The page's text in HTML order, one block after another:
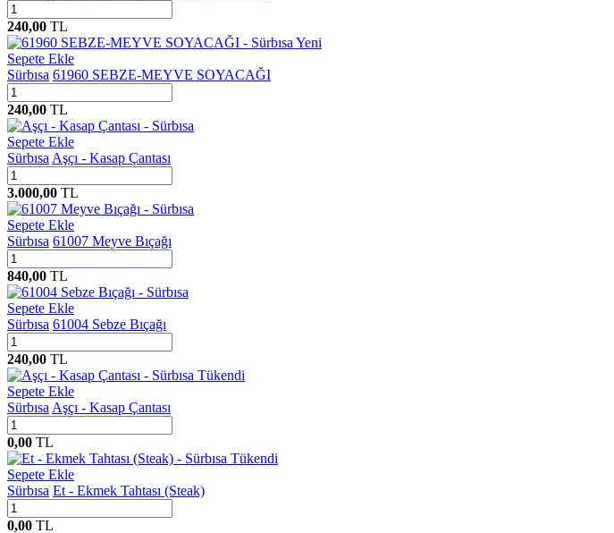
240,00 TL
Yeni
Sepete Ekle
Sürbısa 61960 SEBZE-MEYVE SOYACAĞI
240,00 TL
Sepete Ekle
Sürbısa Aşçı - Kasap Çantası
3.000,00 TL
Sepete Ekle
Sürbısa 61007 Meyve Bıçağı
840,00 TL
Sepete Ekle
Sürbısa 61004 Sebze Bıçağı
240,00 TL
Tükendi
Sepete Ekle
Sürbısa Aşçı - Kasap Çantası
0,00 TL
Tükendi
Sepete Ekle
Sürbısa Et - Ekmek Tahtası (Steak)
0,00 TL